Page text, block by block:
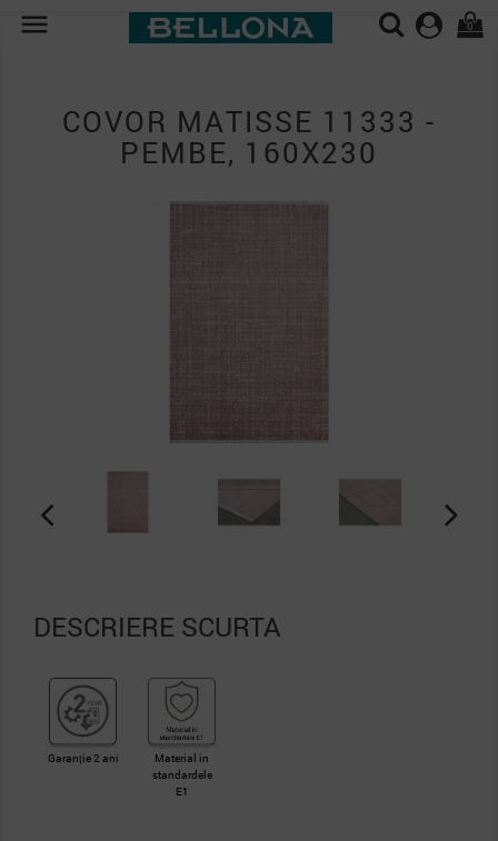
 0
COVOR MATISSE 11333 -
PEMBE, 160X230
DESCRIERE SCURTA
Garanție 2 ani
Material in
standardele
E1